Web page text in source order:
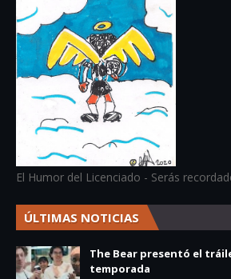
El Humor del Licenciado - Serás
ÚLTIMAS NOTICIAS
The Bear presentó el
temporada